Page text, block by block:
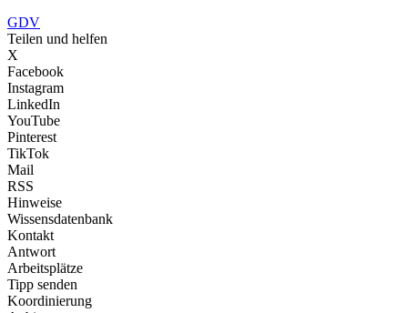
GDV
Teilen und helfen
X
Facebook
Instagram
LinkedIn
YouTube
Pinterest
TikTok
Mail
RSS
Hinweise
Wissensdatenbank
Kontakt
Antwort
Arbeitsplätze
Tipp senden
Koordinierung